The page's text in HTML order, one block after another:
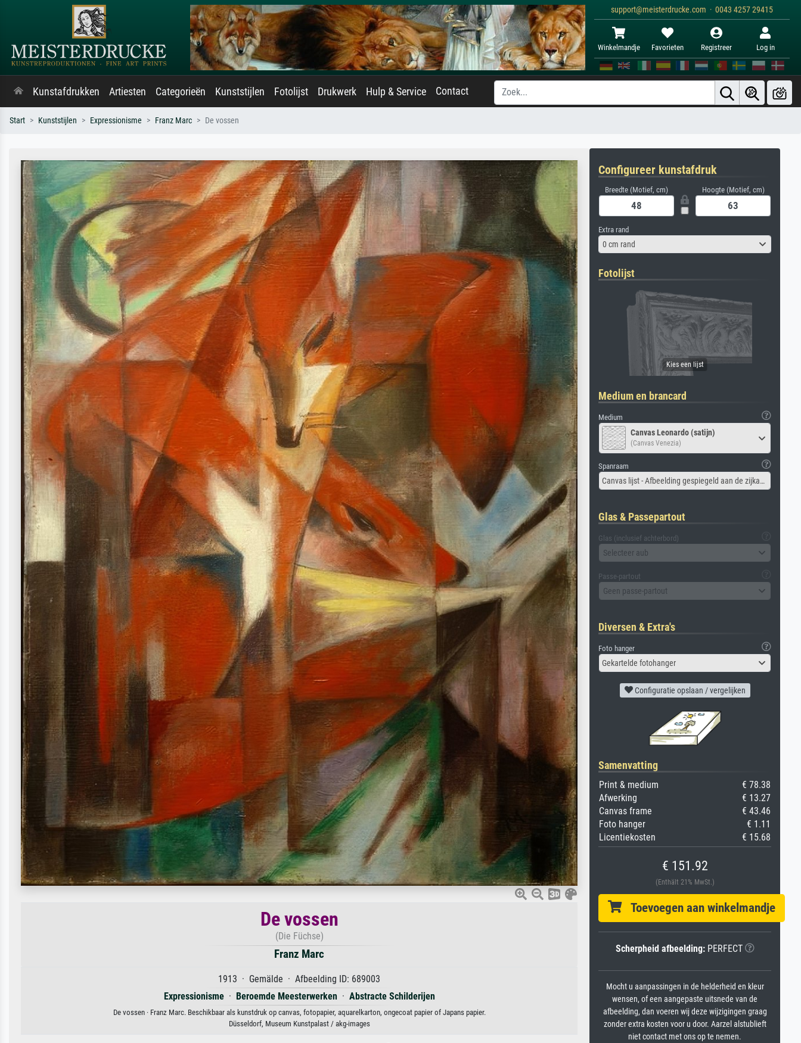
support@meisterdrucke.com · 0043 4257 29415
Winkelmandje Favorieten Registreer Log in
Kunstafdrukken Artiesten Categorieën Kunststijlen Fotolijst Drukwerk Hulp & Service Contact
Start Kunststijlen Expressionisme Franz Marc De vossen
De vossen
(Die Füchse)
Franz Marc
1913 · Gemälde · Afbeelding ID: 689003
Expressionisme· Beroemde Meesterwerken · Abstracte Schilderijen
De vossen · Franz Marc. Beschikbaar als kunstdruk op canvas, fotopapier, aquarelkarton, ongecoat papier of Japans papier.
Düsseldorf, Museum Kunstpalast / akg-images
Configureer kunstafdruk
Breedte (Motief, cm) Hoogte (Motief, cm)
Extra rand
0 cm rand
Fotolijst
Medium en brancard
Medium
Canvas Leonardo (satijn)
(Canvas Venezia)
Spanraam
Canvas lijst - Afbeelding gespiegeld aan de zijkant
Glas & Passepartout
Glas (inclusief achterbord)
Selecteer aub
Passe-partout
Geen passe-partout
Diversen & Extra's
Foto hanger
Gekartelde fotohanger
Configuratie opslaan / vergelijken
Samenvatting
Print & medium
€ 78.38
Afwerking
€ 13.27
Canvas frame
€ 43.46
Foto hanger
€ 1.11
Licentiekosten
€ 15.68
€ 151.92
(Enthält 21% MwSt.)
Toevoegen aan winkelmandje
Scherpheid afbeelding:PERFECT
Mocht u aanpassingen in de helderheid en kleur
wensen, of een aangepaste uitsnede van de
afbeelding, dan voeren wij deze wijzigingen graag
zonder extra kosten voor u door. Aarzel alstublieft
niet contact met ons op te nemen.